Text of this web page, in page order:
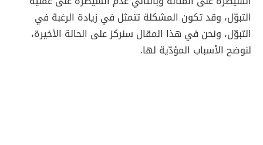
التبوّل، وقد تكون المشكلة تتمثل في زيادة الرغبة في
التبوّل، ونحن في هذا المقال سنركز على الحالة الأخيرة،
لنوضح الأسباب المؤدّية لها.